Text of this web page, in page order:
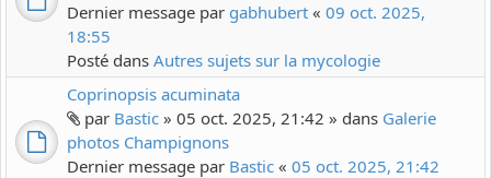
Dernier message par gabhubert « 09 oct. 2025,
18:55
Posté dans Autres sujets sur la mycologie
Coprinopsis acuminata
par Bastic » 05 oct. 2025, 21:42 » dans Galerie
photos Champignons
Dernier message par Bastic « 05 oct. 2025, 21:42